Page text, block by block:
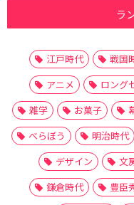
ラ
江戸時代 戦国
アニメ
ロング
雑学
お菓子
べらぼう
明治時代
デザイン
文
鎌倉時代
豊臣